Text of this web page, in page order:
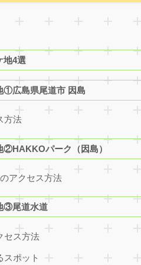
地4選
①広島県尾道市 因島
方法
②HAKKOパーク（因島）
アクセス方法
③尾道水道
セス方法
ポット